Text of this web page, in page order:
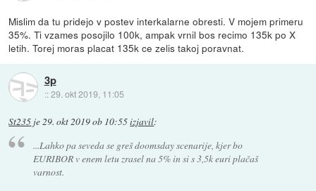
Mislim da tu pridejo v postev interkalarne obresti. V mojem primeru
35%. Ti vzames posojilo 100k, ampak vrnil bos recimo 135k po X
letih. Torej moras placat 135k ce zelis takoj poravnat.
3p
::29. okt 2019, 11:05
St235 je29. okt 2019 ob 10:55izjavil:
...Lahko pa seveda se greš doomsday scenarije, kjer bo
EURIBOR v enem letu zrasel na 5% in si s 3,5k euri plačaš
varnost.